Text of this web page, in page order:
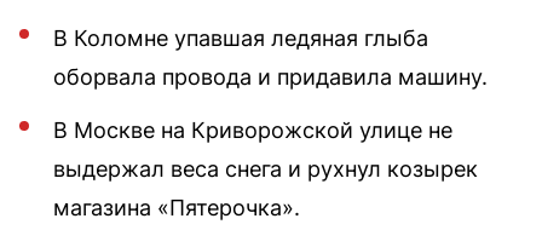
В Коломне упавшая ледяная глыба
оборвала провода и придавила машину.
В Москве на Криворожской улице не
выдержал веса снега и рухнул козырек
магазина «Пятерочка».